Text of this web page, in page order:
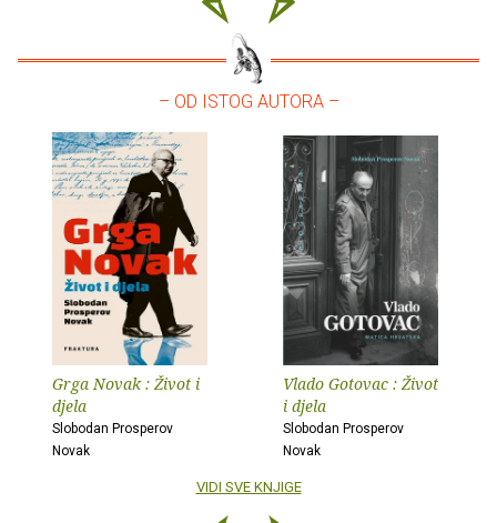
– OD ISTOG AUTORA –
Grga Novak : Život i
djela
Slobodan Prosperov
Novak
Vlado Gotovac : Život
i djela
Slobodan Prosperov
Novak
VIDI SVE KNJIGE